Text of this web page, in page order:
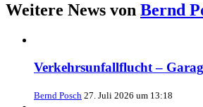
Weitere News von Bernd
Verkehrsunfallflucht –
Bernd Posch 27. Juli 2026 um 13:18